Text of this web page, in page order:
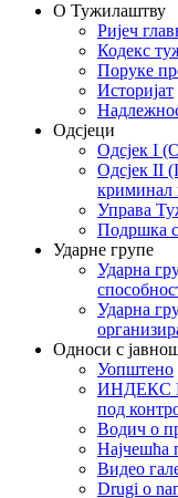
О Тужилаштву
Ријеч
Кодекс
Поруке
Историјат
Одсјеци
Одсјек I
Одсјек II
криминал
Управа
Подршка
Ударне групе
Ударна
Ударна
Односи с
Уопштено
ИНДЕКС
под
Водич о
Најчешћа
Видео
Drugi o